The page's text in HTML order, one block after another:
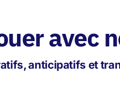
avec
anticipatifs et